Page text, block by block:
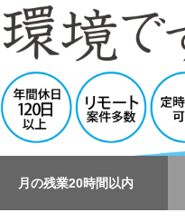
月の残業20時間以内